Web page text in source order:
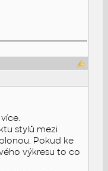
stylů mezi
Pokud ke
výkresu to co